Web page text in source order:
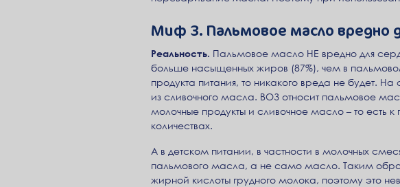
Миф 3. Пальмовое масло вредно
Реальность. Пальмовое масло НЕ вредно для
больше насыщенных жиров (87%), чем в
продукта питания, то никакого вреда не будет.
из сливочного масла. ВОЗ относит пальмовое
молочные продукты и сливочное масло – то есть
количествах.
А в детском питании, в частности в молочных
пальмового масла, а не само масло. Таким
жирной кислоты грудного молока, поэтому это